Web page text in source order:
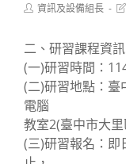
Post資訊及設備組長
二、研習課程資訊
(一)研習時間：
(二)研習地點：臺
電腦
教室2(臺中市大
(三)研習報名：即